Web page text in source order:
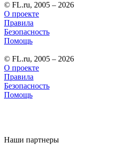
© FL.ru, 2005 – 2026
О проекте
Правила
Безопасность
Помощь
© FL.ru, 2005 – 2026
О проекте
Правила
Безопасность
Помощь
Наши партнеры